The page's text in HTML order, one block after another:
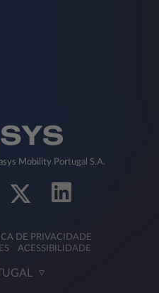
Mobility Portugal S.A.
DE PRIVACIDADE
ACESSIBILIDADE